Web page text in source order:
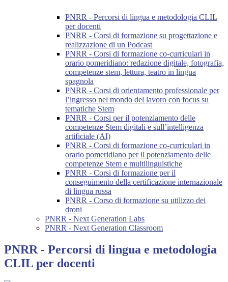
PNRR - Percorsi di lingua e metodologia CLIL
per docenti
PNRR - Corsi di formazione su progettazione e
realizzazione di un Podcast
PNRR - Corsi di formazione co-curriculari in
orario pomeridiano: redazione digitale, fotografia,
competenze stem, lettura, teatro in lingua
spagnola
PNRR - Corsi di orientamento professionale per
l’ingresso nel mondo del lavoro con focus su
tematiche Stem
PNRR - Corsi per il potenziamento delle
competenze Stem digitali e sull’intelligenza
artificiale (AI)
PNRR - Corsi di formazione co-curriculari in
orario pomeridiano per il potenziamento delle
competenze Stem e multilinguistiche
PNRR - Corsi di formazione per il
conseguimento della certificazione internazionale
di lingua russa
PNRR - Corso di formazione su utilizzo dei
droni
PNRR - Next Generation Labs
PNRR - Next Generation Classroom
PNRR - Percorsi di lingua e metodologia
CLIL per docenti